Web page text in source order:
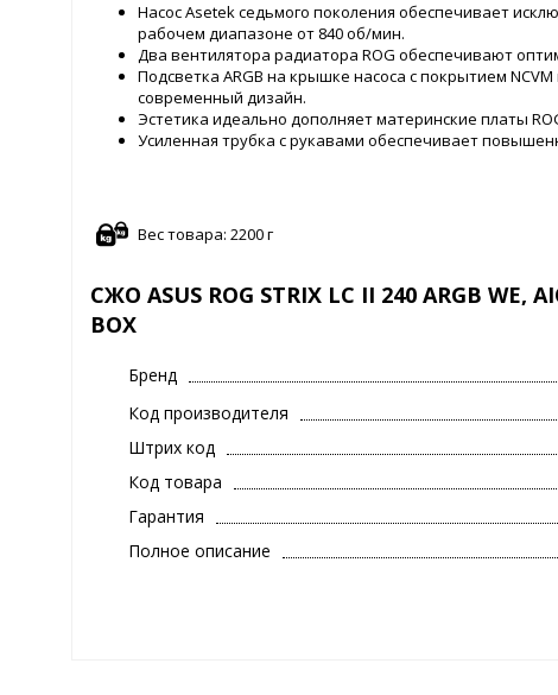
Насос Asetek седьмого поколения обеспечивает
рабочем диапазоне от 840 об/мин.
Два вентилятора радиатора ROG обеспечивают
Подсветка ARGB на крышке насоса с покрытием
современный дизайн.
Эстетика идеально дополняет материнские платы
Усиленная трубка с рукавами обеспечивает
Вес товара: 2200 г
СЖО ASUS ROG STRIX LC II 240 ARGB WE,
BOX
Бренд
Код производителя
Штрих код
Код товара
Гарантия
Полное описание